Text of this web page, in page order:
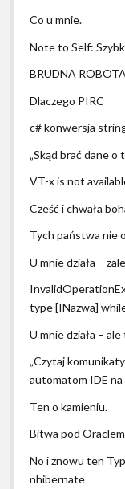
Co u mnie.
Note to Self:
BRUDNA ROBOTA
Dlaczego PIRC
c# konwersja
„Skąd brać dane o
VT-x is not
Cześć i chwała
Tych państwa nie
U mnie działa –
type [INazwa]
U mnie działa –
„Czytaj
automatom IDE na
Ten o kamieniu.
Bitwa pod Oraclem
No i znowu ten
nhibernate